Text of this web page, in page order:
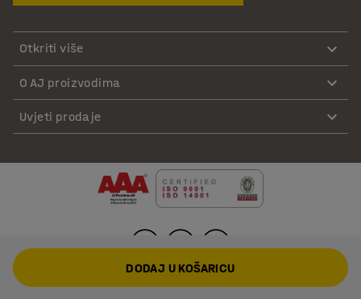
Otkriti više
O AJ proizvodima
Uvjeti prodaje
DODAJ U KOŠARICU